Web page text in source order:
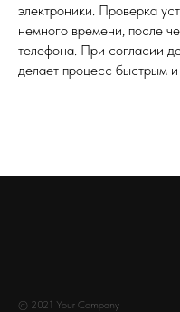
электроники. Проверка
немного времени, после
телефона. При согласии
делает процесс быстрым
© 2021 Your Company